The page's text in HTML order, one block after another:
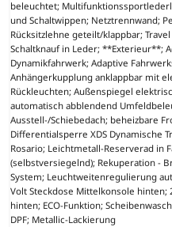
beleuchtet;
und Schaltwippen; Netztrennwand;
Rücksitzlehne geteilt/klappbar;
Schaltknauf in Leder; **Exterieur**;
Dynamikfahrwerk; Adaptive
Anhängerkupplung anklappbar mit
Rückleuchten; Außenspiegel
automatisch abblendend
Ausstell-/Schiebedach; beheizbare
Differentialsperre XDS Dynamische
Rosario; Leichtmetall-Reserverad in
(selbstversiegelnd); Rekuperation -
System; Leuchtweitenregulierung
Volt Steckdose Mittelkonsole hinten;
hinten; ECO-Funktion;
DPF; Metallic-Lackierung